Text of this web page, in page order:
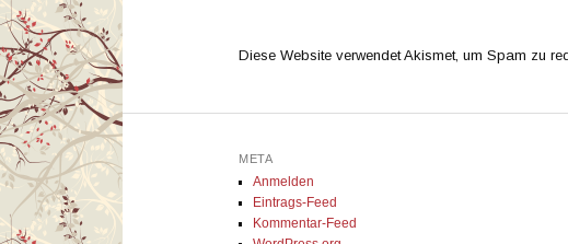
Diese Website verwendet Akismet, um Spam zu
META
Anmelden
Eintrags-Feed
Kommentar-Feed